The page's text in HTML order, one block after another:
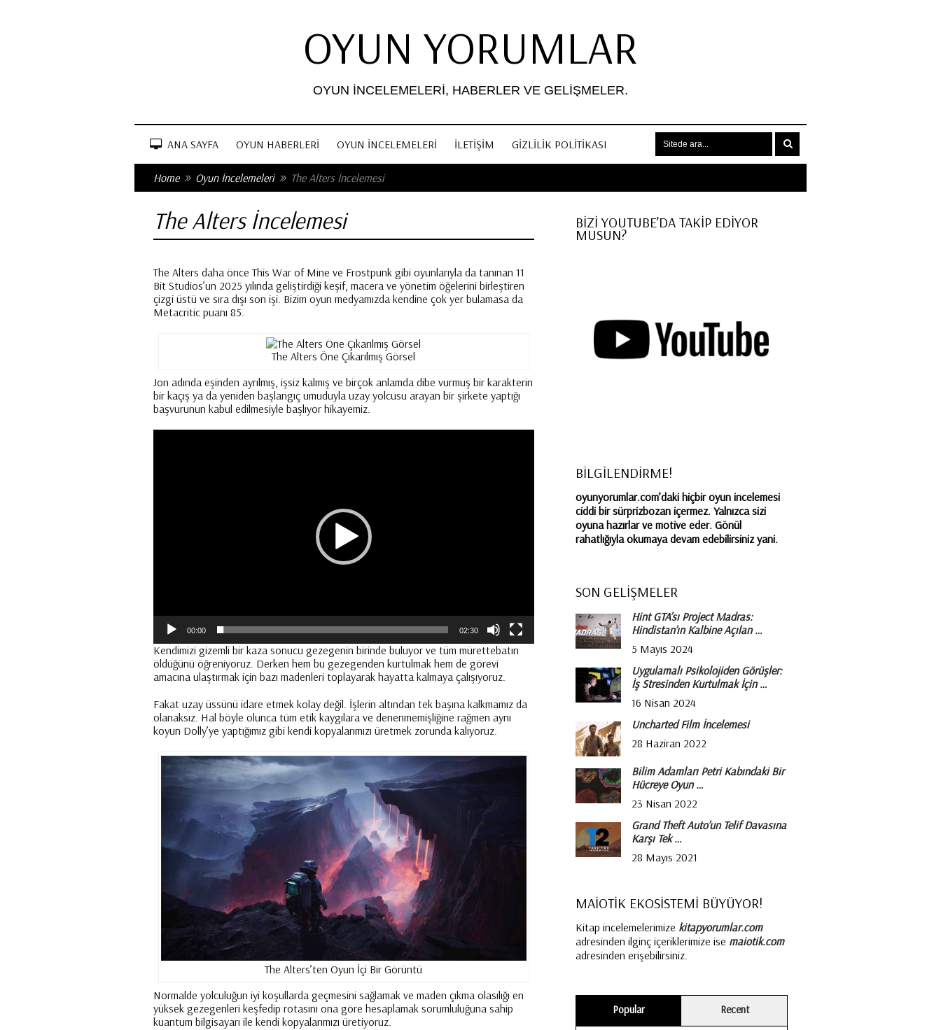
OYUN YORUMLAR
OYUN İNCELEMELERI, HABERLER VE GELIŞMELER.
ANA SAYFA OYUN HABERLERI OYUN İNCELEMELERI İLETIŞIM GIZLILIK POLITIKASI
Home Oyun İncelemeleri The Alters İncelemesi
The Alters İncelemesi
The Alters daha önce This War of Mine ve Frostpunk gibi oyunlarıyla da tanınan 11
Bit Studios’un 2025 yılında geliştirdiği keşif, macera ve yönetim öğelerini birleştiren
çizgi üstü ve sıra dışı son işi. Bizim oyun medyamızda kendine çok yer bulamasa da
Metacritic puanı 85.
The Alters Öne Çıkarılmış Görsel
Jon adında eşinden ayrılmış, işsiz kalmış ve birçok anlamda dibe vurmuş bir karakterin
bir kaçış ya da yeniden başlangıç umuduyla uzay yolcusu arayan bir şirkete yaptığı
başvurunun kabul edilmesiyle başlıyor hikayemiz.
00:00 02:30
Kendimizi gizemli bir kaza sonucu gezegenin birinde buluyor ve tüm mürettebatın
öldüğünü öğreniyoruz. Derken hem bu gezegenden kurtulmak hem de görevi
amacına ulaştırmak için bazı madenleri toplayarak hayatta kalmaya çalışıyoruz.
Fakat uzay üssünü idare etmek kolay değil. İşlerin altından tek başına kalkmamız da
olanaksız. Hal böyle olunca tüm etik kaygılara ve denenmemişliğine rağmen aynı
koyun Dolly’ye yaptığımız gibi kendi kopyalarımızı üretmek zorunda kalıyoruz.
The Alters’ten Oyun İçi Bir Görüntü
Normalde yolculuğun iyi koşullarda geçmesini sağlamak ve maden çıkma olasılığı en
yüksek gezegenleri keşfedip rotasını ona göre hesaplamak sorumluluğuna sahip
kuantum bilgisayarı ile kendi kopyalarımızı üretiyoruz.
BİZİ YOUTUBE’DA TAKİP EDİYOR
MUSUN?
BİLGİLENDİRME!
oyunyorumlar.com’daki hiçbir oyun incelemesi
ciddi bir sürprizbozan içermez. Yalnızca sizi
oyuna hazırlar ve motive eder. Gönül
rahatlığıyla okumaya devam edebilirsiniz yani.
SON GELİŞMELER
Hint GTA’sı Project Madras:
Hindistan’ın Kalbine Açılan …
5 Mayıs 2024
Uygulamalı Psikolojiden Görüşler:
İş Stresinden Kurtulmak İçin …
16 Nisan 2024
Uncharted Film İncelemesi
28 Haziran 2022
Bilim Adamları Petri Kabındaki Bir
Hücreye Oyun …
23 Nisan 2022
Grand Theft Auto’un Telif Davasına
Karşı Tek …
28 Mayıs 2021
MAİOTİK EKOSİSTEMİ BÜYÜYOR!
Kitap incelemelerimize kitapyorumlar.com
adresinden ilginç içeriklerimize ise maiotik.com
adresinden erişebilirsiniz.
Popular Recent